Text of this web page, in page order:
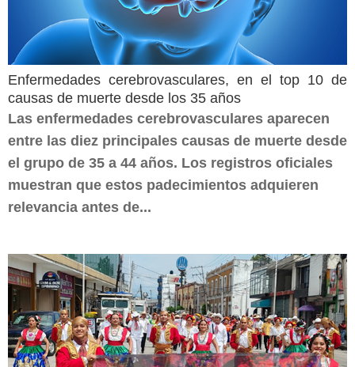
Enfermedades cerebrovasculares, en el top 10 de
causas de muerte desde los 35 años
Las enfermedades cerebrovasculares aparecen
entre las diez principales causas de muerte desde
el grupo de 35 a 44 años. Los registros oficiales
muestran que estos padecimientos adquieren
relevancia antes de...